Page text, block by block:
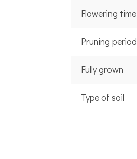
Flowering time
Pruning period
Fully grown
Type of soil